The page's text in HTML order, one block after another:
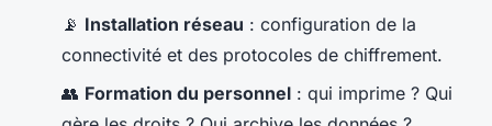
📡 Installation réseau : configuration de la
connectivité et des protocoles de chiffrement.
👥 Formation du personnel : qui imprime ? Qui